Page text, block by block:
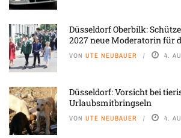
Düsseldorf Oberbilk:
2027 neue Moderatorin für
VON UTE NEUBAUER 4.
Düsseldorf: Vorsicht bei
Urlaubsmitbringseln
VON UTE NEUBAUER 4.